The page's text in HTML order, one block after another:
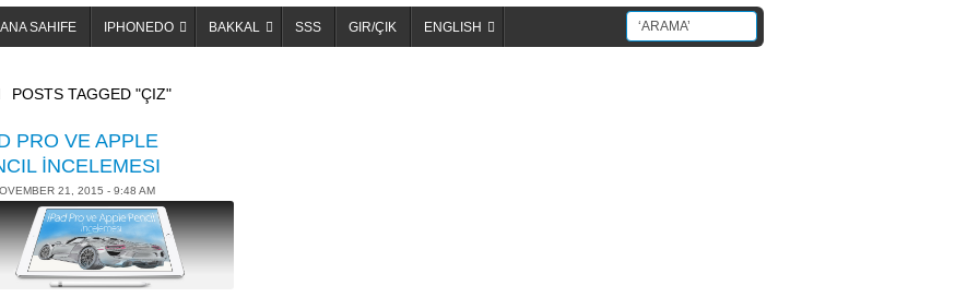
ANA SAHIFE IPHONEDO BAKKAL SSS GIR/ÇIK ENGLISH
POSTS TAGGED "ÇIZ"
PRO VE APPLE
İNCELEMESI
21, 2015 - 9:48 AM